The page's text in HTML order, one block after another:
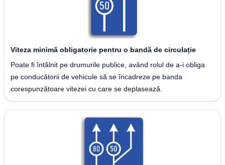
Viteza minimă obligatorie pentru o bandă de circulație
Poate fi întâlnit pe drumurile publice, având rolul de a-i obliga
pe conducătorii de vehicule să se încadreze pe banda
corespunzătoare vitezei cu care se deplasează.